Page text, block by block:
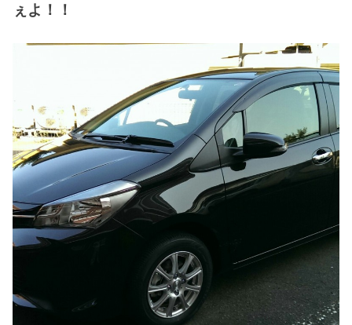
ぇよ！！